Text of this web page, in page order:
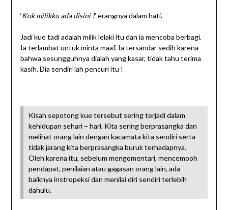
‘Kok milikku ada disini !’ erangnya dalam hati.
Jadi kue tadi adalah milik lelaki itu dan ia mencoba berbagi.
Ia terlambat untuk minta maaf. Ia tersandar sedih karena
bahwa sesungguhnya dialah yang kasar, tidak tahu terima
kasih. Dia sendiri lah pencuri itu !
Kisah sepotong kue tersebut sering terjadi dalam
kehidupan sehari – hari. Kita sering berprasangka dan
melihat orang lain dengan kacamata kita sendiri serta
tidak jarang kita berprasangka buruk terhadapnya.
Oleh karena itu, sebelum mengomentari, mencemooh
pendapat, penilaian atau gagasan orang lain, ada
baiknya instropeksi dan menilai diri sendiri terlebih
dahulu.